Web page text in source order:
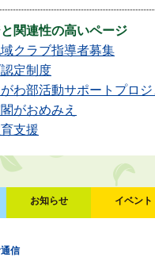
関連性の高いページ
クラブ指導者募集
定制度
わ部活動サポートプロジ
がおめみえ
支援
お知らせ イベント
信